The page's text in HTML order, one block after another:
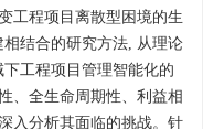
工程项目离散型困境的生
结合的研究方法, 从理论
工程项目管理智能化的
、全生命周期性、利益相
入分析其面临的挑战。针